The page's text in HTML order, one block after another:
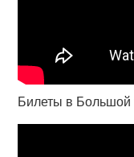
Билеты в Большой